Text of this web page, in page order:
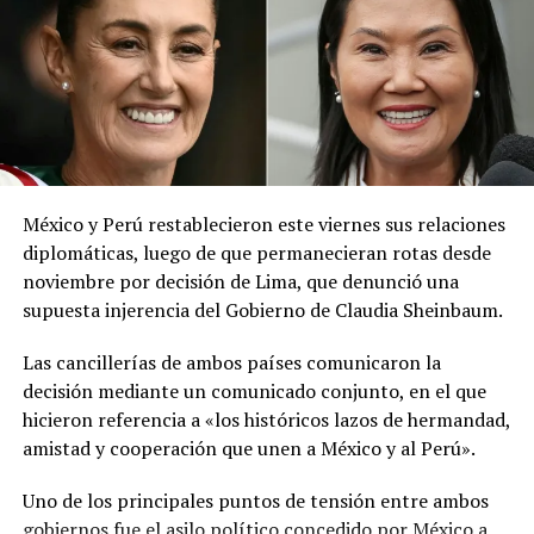
red social X.
El ministerio agregó que, pese a la presencia del polvo
del Sahara, se esperan lluvias durante los próximos días,
por lo que pidió a la población mantenerse atenta a la
información oficial sobre las condiciones
meteorológicas.
Las autoridades reiteraron el llamado a consultar los
canales oficiales del MARN y adoptar las medidas de
prevención necesarias para reducir los efectos de este
fenómeno atmosférico, especialmente entre las
personas con mayor riesgo de complicaciones de salud.
Comparte esto:
Facebook X
México y Perú restablecieron este viernes sus relaciones
diplomáticas, luego de que permanecieran rotas desde
noviembre por decisión de Lima, que denunció una
supuesta injerencia del Gobierno de Claudia Sheinbaum.
Las cancillerías de ambos países comunicaron la
decisión mediante un comunicado conjunto, en el que
hicieron referencia a «los históricos lazos de hermandad,
amistad y cooperación que unen a México y al Perú».
Uno de los principales puntos de tensión entre ambos